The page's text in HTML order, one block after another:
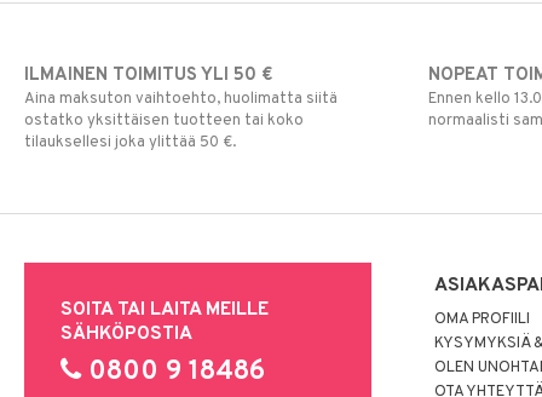
ILMAINEN TOIMITUS YLI 50 €
Aina maksuton vaihtoehto, huolimatta siitä
ostatko yksittäisen tuotteen tai koko
tilauksellesi joka ylittää 50 €.
NOPEAT
Ennen kello
normaalisti
SOITA TAI LAITA MEILLE
SÄHKÖPOSTIA
0800 9 18486
OMA PROFIILI
KYSYMYKSIÄ
OLEN
OTA